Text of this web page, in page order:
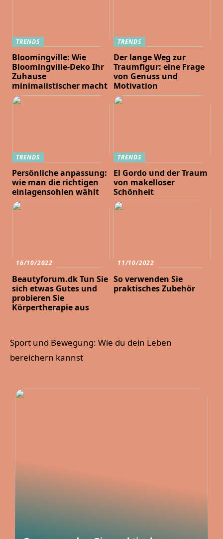
TRENDS
Bloomingville: Wie
Bloomingville-Deko Ihr
Zuhause
minimalistischer macht
TRENDS
Der lange Weg zur
Traumfigur: eine Frage
von Genuss und
Motivation
TRENDS
Persönliche anpassung:
wie man die richtigen
einlagensohlen wählt
TRENDS
El Gordo und der Traum
von makelloser
Schönheit
16/10/2022
Beautyforum.dk Tun Sie
sich etwas Gutes und
probieren Sie
Körpertherapie aus
11/10/2022
So verwenden Sie
praktisches Zubehör
Sport und Bewegung: Wie du dein Leben
bereichern kannst